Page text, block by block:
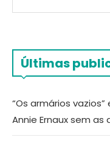
Últimas
“Os armários
Annie Ernaux sem